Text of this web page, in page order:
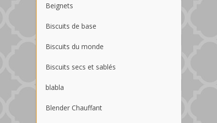
Beignets
Biscuits de base
Biscuits du monde
Biscuits secs et sablés
blabla
Blender Chauffant